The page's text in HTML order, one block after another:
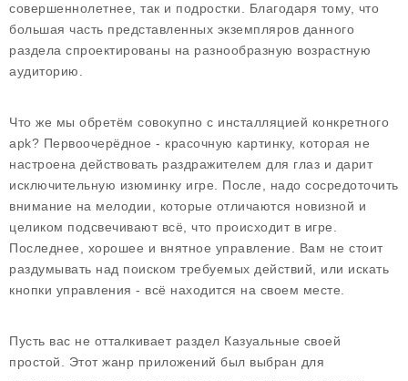
совершеннолетнее, так и подростки. Благодаря тому, что
большая часть представленных экземпляров данного
раздела спроектированы на разнообразную возрастную
аудиторию.
Что же мы обретём совокупно с инсталляцией конкретного
apk? Первоочерёдное - красочную картинку, которая не
настроена действовать раздражителем для глаз и дарит
исключительную изюминку игре. После, надо сосредоточить
внимание на мелодии, которые отличаются новизной и
целиком подсвечивают всё, что происходит в игре.
Последнее, хорошее и внятное управление. Вам не стоит
раздумывать над поиском требуемых действий, или искать
кнопки управления - всё находится на своем месте.
Пусть вас не отталкивает раздел Казуальные своей
простой. Этот жанр приложений был выбран для